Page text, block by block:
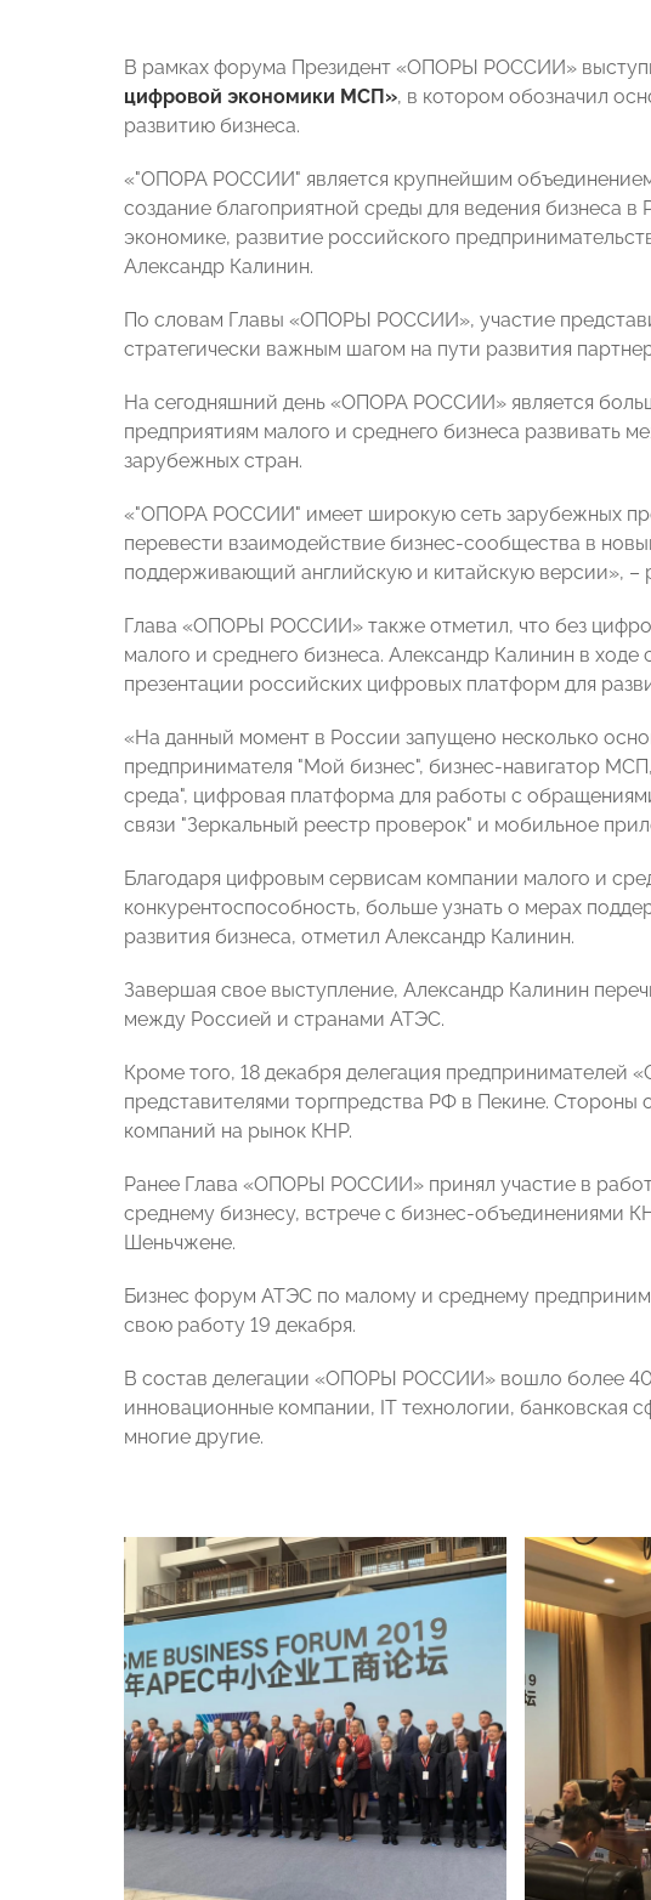
В рамках форума Президент «ОПОРЫ РОССИИ»
цифровой экономики МСП», в котором обозначил
развитию бизнеса.
«"ОПОРА РОССИИ" является крупнейшим
создание благоприятной среды для ведения
экономике, развитие российского
Александр Калинин.
По словам Главы «ОПОРЫ РОССИИ», участие
стратегически важным шагом на пути развития
На сегодняшний день «ОПОРА РОССИИ» является
предприятиям малого и среднего бизнеса развивать
зарубежных стран.
«"ОПОРА РОССИИ" имеет широкую сеть зарубежных
перевести взаимодействие бизнес-сообщества в
поддерживающий английскую и китайскую версии», –
Глава «ОПОРЫ РОССИИ» также отметил, что без
малого и среднего бизнеса. Александр Калинин в
презентации российских цифровых платформ для
«На данный момент в России запущено несколько
предпринимателя "Мой бизнес", бизнес-навигатор
среда", цифровая платформа для работы с
связи "Зеркальный реестр проверок" и мобильное
Благодаря цифровым сервисам компании малого и
конкурентоспособность, больше узнать о мерах
развития бизнеса, отметил Александр Калинин.
Завершая свое выступление, Александр Калинин
между Россией и странами АТЭС.
Кроме того, 18 декабря делегация
представителями торгпредства РФ в Пекине. Стороны
компаний на рынок КНР.
Ранее Глава «ОПОРЫ РОССИИ» принял участие в
среднему бизнесу, встрече с бизнес-объединениями
Шеньчжене.
Бизнес форум АТЭС по малому и среднему
свою работу 19 декабря.
В состав делегации «ОПОРЫ РОССИИ» вошло более 40
инновационные компании, IT технологии, банковская
многие другие.